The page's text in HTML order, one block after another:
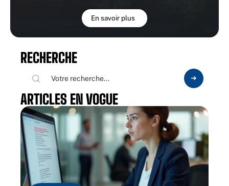
En savoir plus
RECHERCHE
ARTICLES EN VOGUE